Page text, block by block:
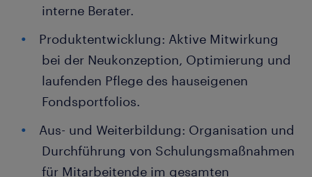
interne Berater.
Produktentwicklung: Aktive Mitwirkung
bei der Neukonzeption, Optimierung und
laufenden Pflege des hauseigenen
Fondsportfolios.
Aus- und Weiterbildung: Organisation und
Durchführung von Schulungsmaßnahmen
für Mitarbeitende im gesamten